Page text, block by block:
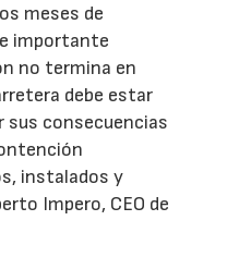
meses de
importante
no termina en
debe estar
sus consecuencias
instalados y
Impero, CEO de